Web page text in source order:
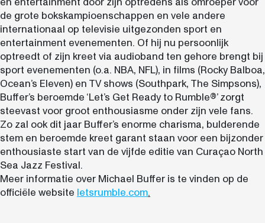
de grote bokskampioenschappen en vele andere
internationaal op televisie uitgezonden sport en
entertainment evenementen. Of hij nu persoonlijk
optreedt of zijn kreet via audioband ten gehore brengt bij
sport evenementen (o.a. NBA, NFL), in films (Rocky Balboa,
Ocean’s Eleven) en TV shows (Southpark, The Simpsons),
Buffer’s beroemde ‘Let’s Get Ready to Rumble®’ zorgt
steevast voor groot enthousiasme onder zijn vele fans.
Zo zal ook dit jaar Buffer’s enorme charisma, bulderende
stem en beroemde kreet garant staan voor een bijzonder
enthousiaste start van de vijfde editie van Curaçao North
Sea Jazz Festival.
Meer informatie over Michael Buffer is te vinden op de
officiële website letsrumble.com.